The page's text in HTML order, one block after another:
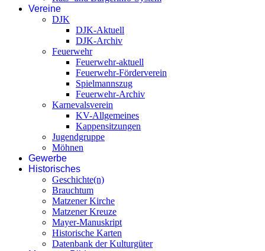
Vereine
DJK
DJK-Aktuell
DJK-Archiv
Feuerwehr
Feuerwehr-aktuell
Feuerwehr-Förderverein
Spielmannszug
Feuerwehr-Archiv
Karnevalsverein
KV-Allgemeines
Kappensitzungen
Jugendgruppe
Möhnen
Gewerbe
Historisches
Geschichte(n)
Brauchtum
Matzener Kirche
Matzener Kreuze
Mayer-Manuskript
Historische Karten
Datenbank der Kulturgüter